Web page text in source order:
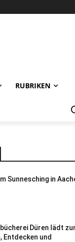
RUBRIKEN
Sunnesching in
Düren lädt
Entdecken und